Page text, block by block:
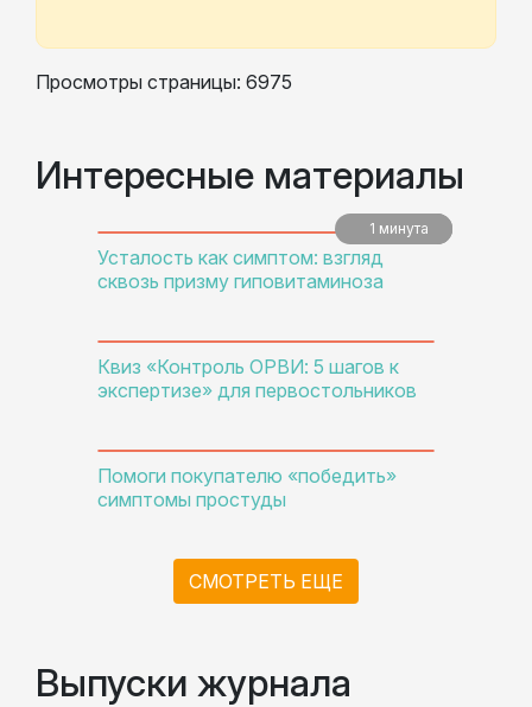
Просмотры страницы: 6975
Интересные материалы
5 минут
Усталость как симптом: взгляд
сквозь призму гиповитаминоза
5 минут
Квиз «Контроль ОРВИ: 5 шагов к
экспертизе» для первостольников
1 минута
Помоги покупателю «победить»
симптомы простуды
СМОТРЕТЬ ЕЩЕ
Выпуски журнала